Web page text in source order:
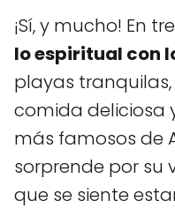
¡Sí, y mucho! En
lo espiritual con
playas
comida deliciosa
más famosos de
sorprende por su
que se siente